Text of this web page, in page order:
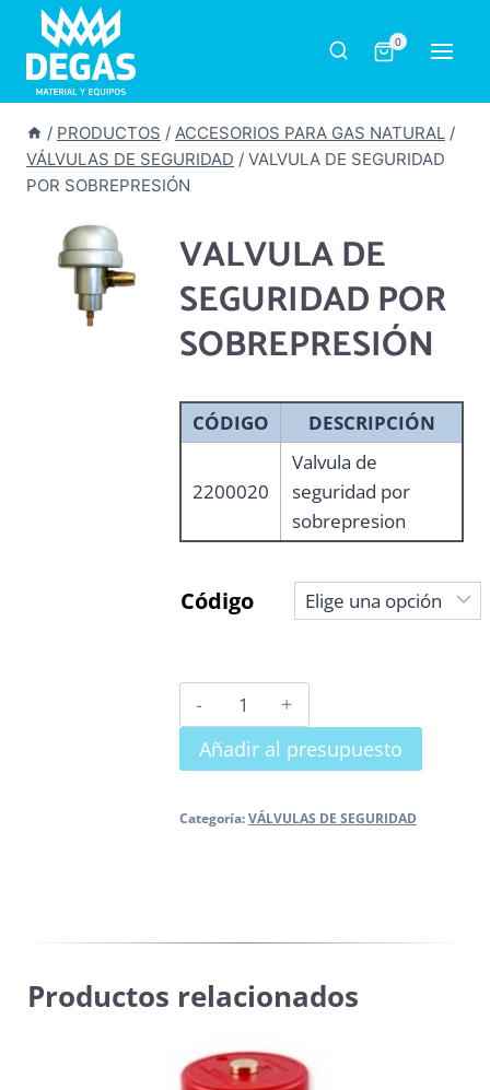
Saltar
contenido
0
/ PRODUCTOS / ACCESORIOS PARA GAS NATURAL /
VÁLVULAS DE SEGURIDAD / VALVULA DE SEGURIDAD
POR SOBREPRESIÓN
VALVULA DE
SEGURIDAD POR
SOBREPRESIÓN
CÓDIGO DESCRIPCIÓN
2200020
Valvula de
seguridad por
sobrepresion
Código
VALVULA
DE
SEGURIDAD
SOBREPRESIÓN
Añadir al presupuesto
Categoría:VÁLVULAS DE SEGURIDAD
Productos relacionados